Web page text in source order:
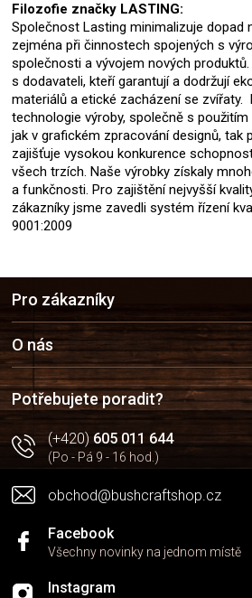
Filozofie značky LASTING:
Společnost Lasting minimalizuje dopad
zejména při činnostech spojených s
společnosti a vývojem nových
s dodavateli, kteří garantují a dodržují
materiálů a etické zacházení se zvířaty.
technologie výroby, společně s
jak v grafickém zpracování designů, tak
zajišťuje vysokou konkurence
všech trzích. Naše výrobky získaly
a funkčnosti. Pro zajištění nejvyšší
zákazníky jsme zavedli systém řízení
9001:2009
a
t
í
Pro zákazníky
O nás
Potřebujete poradit?
(+420)605 011 644
(Po - Pá 9 - 16 hod.)
obchod@bushcraftshop.cz
Facebook
Všechny novinky na jednom místě
Instagram